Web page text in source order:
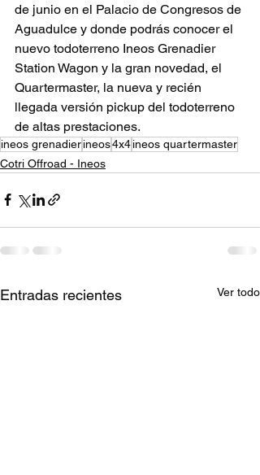
de junio en el Palacio de Congresos de
Aguadulce y donde podrás conocer el
nuevo todoterreno Ineos Grenadier
Station Wagon y la gran novedad, el
Quartermaster, la nueva y recién
llegada versión pickup del todoterreno
de altas prestaciones.
ineos grenadierineos4x4ineos quartermaster
Cotri Offroad - Ineos
Entradas recientes Ver todo